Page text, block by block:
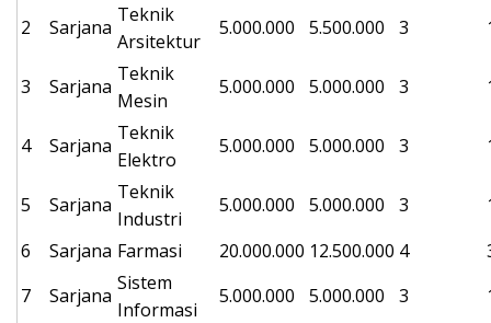
2
Sarjana
Teknik
Arsitektur
5.000.000 5.500.000 3
3 Sarjana
Teknik
Mesin
5.000.000 5.000.000 3
4 Sarjana
Teknik
Elektro
5.000.000 5.000.000 3
5 Sarjana
Teknik
Industri
5.000.000 5.000.000 3
6
Sarjana Farmasi 20.000.000 12.500.000 4
7
Sarjana
Sistem
Informasi
5.000.000 5.000.000 3